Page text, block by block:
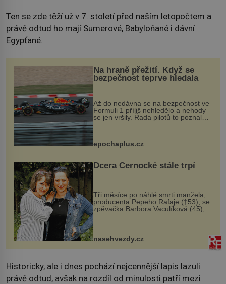
Ten se zde těží už v 7. století před naším letopočtem a
právě odtud ho mají Sumerové, Babyloňané i dávní
Egypťané.
Na hraně přežití. Když se
bezpečnost teprve hledala
Až do nedávna se na bezpečnost ve
Formuli 1 příliš nehledělo a nehody
se jen vršily. Řada pilotů to poznala
na vlastní kůži, často s trvalými
následky nebo bohužel i ztrátou
života. Dnes nepochopiteln...
epochaplus.cz
Dcera Černocké stále trpí
Tři měsíce po náhlé smrti manžela,
producenta Pepeho Rafaje (†53), se
zpěvačka Barbora Vaculíková (45),
dcera Petry Černocké (75), poprvé
ozvala veřejnosti. Na sociální síti
sdílela, že se snaží fung...
nasehvezdy.cz
Historicky, ale i dnes pochází nejcennější lapis lazuli
právě odtud, avšak na rozdíl od minulosti patří mezi